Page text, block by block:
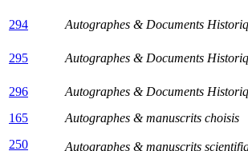
294 Autographes & Documents
295 Autographes & Documents
296
Autographes & Documents
165
Autographes & manuscrits choisis
250
Autographes & manuscrits